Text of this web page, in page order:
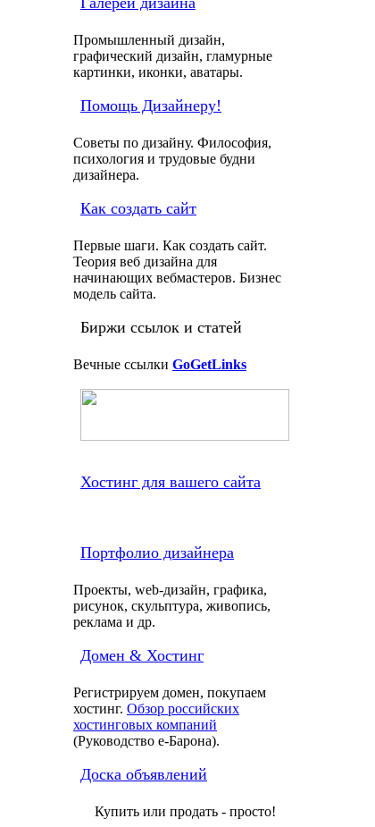
Промышленный дизайн,
графический дизайн, гламурные
картинки, иконки, аватары.
Помощь Дизайнеру!
Советы по дизайну. Философия,
психология и трудовые будни
дизайнера.
Как создать сайт
Первые шаги. Как создать сайт.
Теория веб дизайна для
начинающих вебмастеров. Бизнес
модель сайта.
Биржи ссылок и статей
Вечные ссылки GoGetLinks
Хостинг для вашего сайта
Портфолио дизайнера
Проекты, web-дизайн, графика,
рисунок, скульптура, живопись,
реклама и др.
Домен & Хостинг
Регистрируем домен, покупаем
хостинг. Обзор российских
хостинговых компаний
(Руководство e-Барона).
Доска объявлений
Купить или продать - просто!